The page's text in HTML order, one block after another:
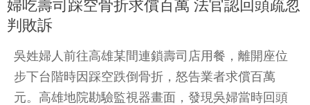
婦吃壽司踩空骨折求償百萬 法官認回頭疏忽
判敗訴
吳姓婦人前往高雄某間連鎖壽司店用餐，離開座位
步下台階時因踩空跌倒骨折，怒告業者求償百萬
元。高雄地院勘驗監視器畫面，發現吳婦當時回頭